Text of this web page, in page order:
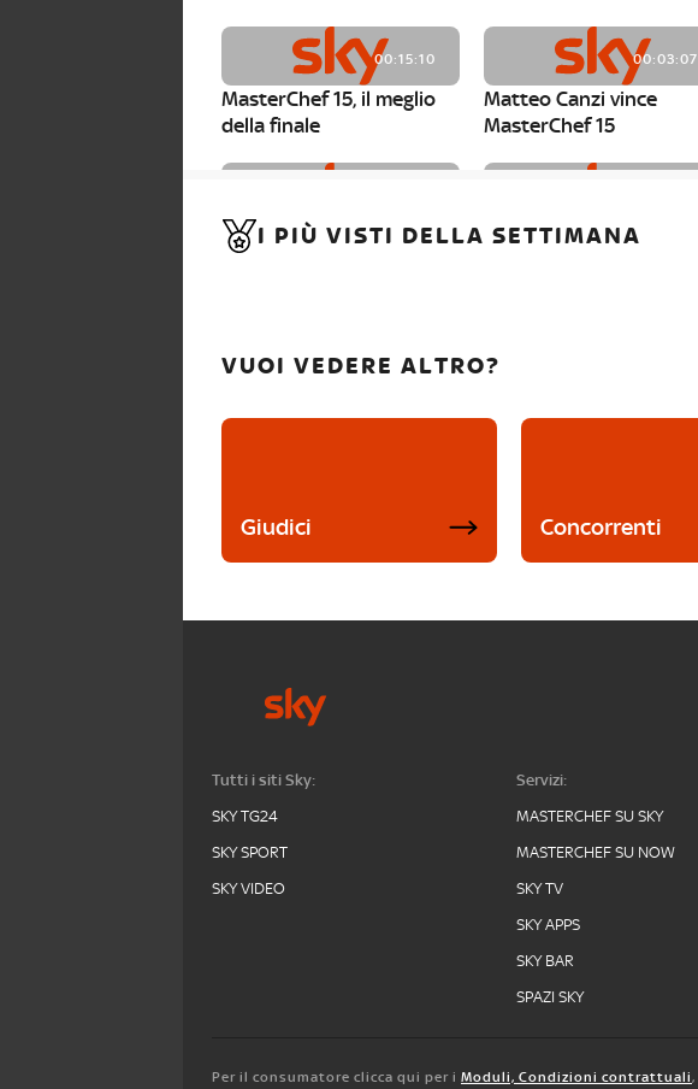
00:15:10
MasterChef 15, il meglio
della finale
00:03:07
Matteo Canzi vince
MasterChef 15
MasterChef 15, Carlotta è
MasterChef 15, Matteo
I PIÙ VISTI DELLA SETTIMANA
VUOI VEDERE ALTRO?
Giudici Concorrenti
Tutti i siti Sky:
SKY TG24
SKY SPORT
SKY VIDEO
Servizi:
MASTERCHEF SU SKY
MASTERCHEF SU NOW
SKY TV
SKY APPS
SKY BAR
SPAZI SKY
Per il consumatore clicca qui per i Moduli, Condizioni contrattuali,